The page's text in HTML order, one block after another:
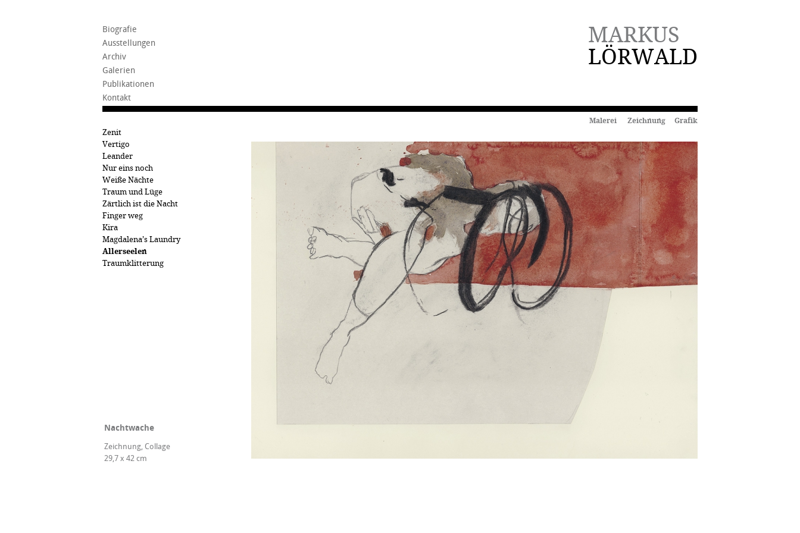
MARKUS
LÖRWALD
Biografie
Ausstellungen
Archiv
Galerien
Publikationen
Kontakt
Malerei Zeichnung Grafik
Zenit
Vertigo
Leander
Nur eins noch
Weiße Nächte
Traum und Lüge
Zärtlich ist die Nacht
Finger weg
Kira
Magdalena’s Laundry
Allerseelen
Traumklitterung
Nachtwache
Zeichnung, Collage
29,7 x 42 cm